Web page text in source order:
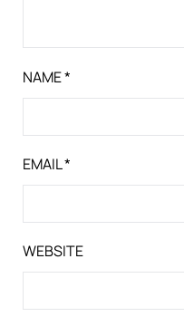
NAME*
EMAIL*
WEBSITE